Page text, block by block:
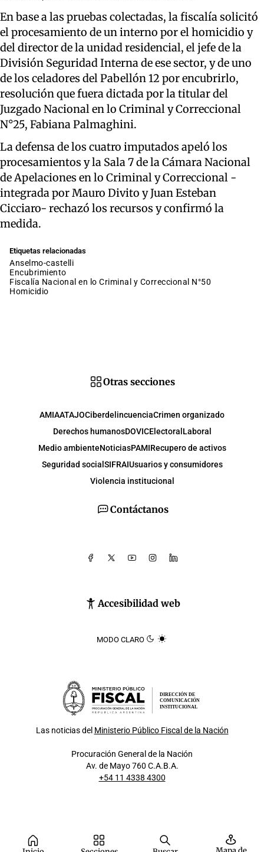
En base a las pruebas colectadas, la fiscalía solicitó
el procesamiento de un interno por el homicidio y
del director de la unidad residencial, el jefe de la
División Seguridad Interna de ese sector, y de uno
de los celadores del Pabellón 12 por encubrirlo,
resolución que fuera dictada por la titular del
Juzgado Nacional en lo Criminal y Correccional
N°25, Fabiana Palmaghini.
La defensa de los cuatro imputados apeló los
procesamientos y la Sala 7 de la Cámara Nacional
de Apelaciones en lo Criminal y Correccional -
integrada por Mauro Divito y Juan Esteban
Cicciaro- rechazó los recursos y confirmó la
medida.
Etiquetas relacionadas
anselmo-castelli
encubrimiento
Fiscalía Nacional en lo Criminal y Correccional N°50
homicidio
Contáctanos
Accesibilidad web
MODO CLARO
Otras secciones
AMIAATAJOCiberdelincuenciaCrimen organizado
Derechos humanosDOVICElectoral Laboral
Medio ambienteNoticiasPAMIRecupero de activos
Seguridad social SIFRAIUsuarios y consumidores
Violencia institucional
DIRECCIÓN DE
COMUNICACIÓN
INSTITUCIONAL
Las noticias del Ministerio Público Fiscal de la Nación
Procuración General de la Nación
Av. de Mayo 760 C.A.B.A.
+54 11 4338 4300